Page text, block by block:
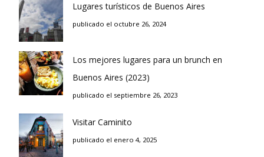
Lugares turísticos de Buenos Aires
publicado el octubre 26, 2024
Los mejores lugares para un brunch en
Buenos Aires (2023)
publicado el septiembre 26, 2023
Visitar Caminito
publicado el enero 4, 2025